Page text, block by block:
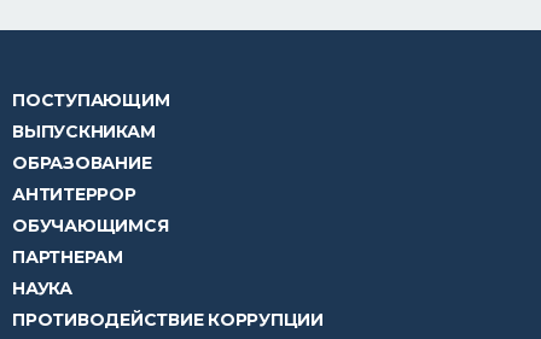
ПОСТУПАЮЩИМ
ВЫПУСКНИКАМ
ОБРАЗОВАНИЕ
АНТИТЕРРОР
ОБУЧАЮЩИМСЯ
ПАРТНЕРАМ
НАУКА
ПРОТИВОДЕЙСТВИЕ КОРРУПЦИИ